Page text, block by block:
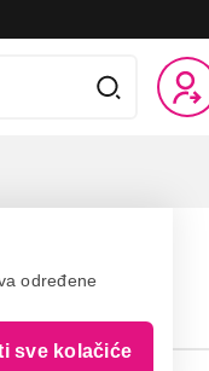
određene
sve kolačiće